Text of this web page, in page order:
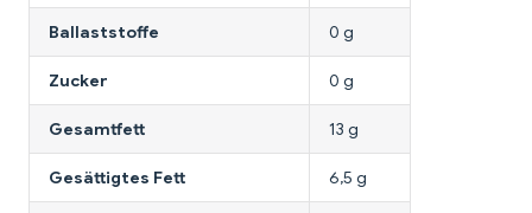
Ballaststoffe 0 g
Zucker 0 g
Gesamtfett 13 g
Gesättigtes Fett 6,5 g